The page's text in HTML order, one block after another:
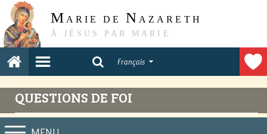
M ARIE DE N AZARETH
À JÉSUS PAR MARIE
Français
QUESTIONS DE FOI